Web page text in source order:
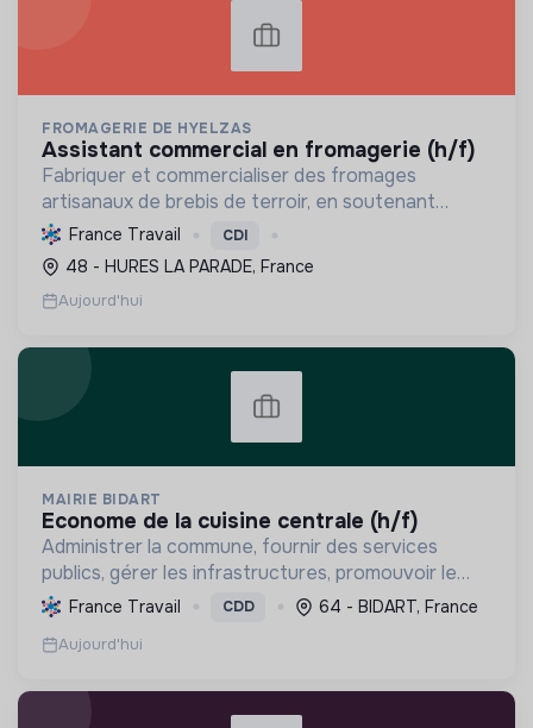
FROMAGERIE DE HYELZAS
assistant commercial en fromagerie (h/f)
Fabriquer et commercialiser des fromages
artisanaux de brebis de terroir, en soutenant
l'agriculture locale et biologique, et en promouvant
un modèle économique et social équitable.
France Travail CDI
48 - HURES LA PARADE, France
Aujourd'hui
MAIRIE BIDART
econome de la cuisine centrale (h/f)
Administrer la commune, fournir des services
publics, gérer les infrastructures, promouvoir le
tourisme, et mettre en œuvre des politiques pour
une transition écologique et sociale durable.
France Travail CDD 64 - BIDART, France
Aujourd'hui